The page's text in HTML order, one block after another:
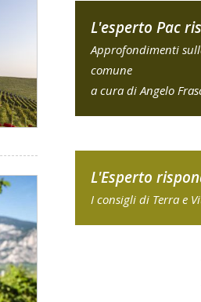
L'esperto Pac
Approfondimenti
comune
a cura di Angelo
L'Esperto
I consigli di Terra e